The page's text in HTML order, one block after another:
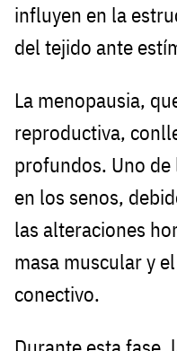
influyen en la
del tejido ante
La menopausia,
reproductiva,
profundos. Uno de
en los senos,
las alteraciones
masa muscular y
conectivo.